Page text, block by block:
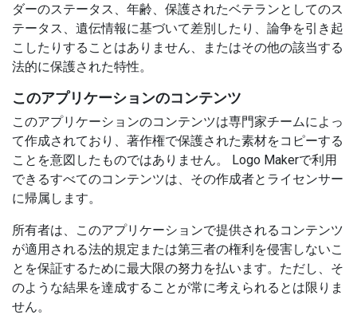
ダーのステータス、年齢、保護されたベテランとしてのス
テータス、遺伝情報に基づいて差別したり、論争を引き起
こしたりすることはありません、またはその他の該当する
法的に保護された特性。
このアプリケーションのコンテンツ
このアプリケーションのコンテンツは専門家チームによっ
て作成されており、著作権で保護された素材をコピーする
ことを意図したものではありません。 Logo Makerで利用
できるすべてのコンテンツは、その作成者とライセンサー
に帰属します。
所有者は、このアプリケーションで提供されるコンテンツ
が適用される法的規定または第三者の権利を侵害しないこ
とを保証するために最大限の努力を払います。ただし、そ
のような結果を達成することが常に考えられるとは限りま
せん。